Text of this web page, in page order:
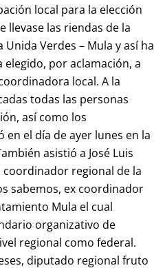
local para la elección
llevase las riendas de la
Verdes – Mula y así ha
por aclamación, a
local. A la
todas las personas
así como los
en el día de ayer lunes en la
asistió a José Luis
coordinador regional de la
sabemos, ex coordinador
Mula el cual
organizativo de
regional como federal.
diputado regional fruto